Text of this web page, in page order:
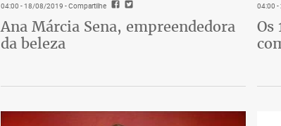
04:00 - 18/08/2019 - Compartilhe
Ana Márcia Sena, empreendedora
da beleza
04:00
Os